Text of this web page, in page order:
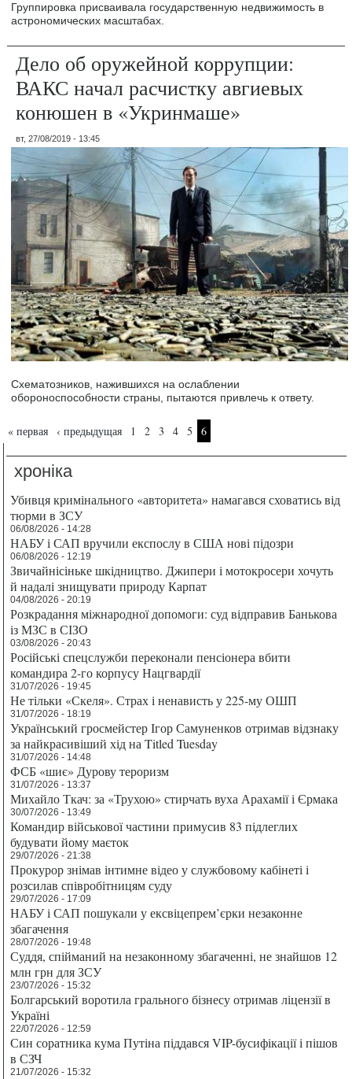
Группировка присваивала государственную недвижимость в
астрономических масштабах.
Дело об оружейной коррупции:
ВАКС начал расчистку авгиевых
конюшен в «Укринмаше»
вт, 27/08/2019 - 13:45
Схематозников, нажившихся на ослаблении
обороноспособности страны, пытаются привлечь к ответу.
Страницы
« первая ‹ предыдущая 1 2 3 4 5 6
хроніка
Убивця кримінального «авторитета» намагався сховатись від
тюрми в ЗСУ
06/08/2026 - 14:28
НАБУ і САП вручили експослу в США нові підозри
06/08/2026 - 12:19
Звичайнісіньке шкідництво. Джипери і мотокросери хочуть
й надалі знищувати природу Карпат
04/08/2026 - 20:19
Розкрадання міжнародної допомоги: суд відправив Банькова
із МЗС в СІЗО
03/08/2026 - 20:43
Російські спецслужби переконали пенсіонера вбити
командира 2-го корпусу Нацгвардії
31/07/2026 - 19:45
Не тільки «Скеля». Страх і ненависть у 225-му ОШП
31/07/2026 - 18:19
Український гросмейстер Ігор Самуненков отримав відзнаку
за найкрасивіший хід на Titled Tuesday
31/07/2026 - 14:48
ФСБ «шиє» Дурову тероризм
31/07/2026 - 13:37
Михайло Ткач: за «Трухою» стирчать вуха Арахамії і Єрмака
30/07/2026 - 13:49
Командир військової частини примусив 83 підлеглих
будувати йому маєток
29/07/2026 - 21:38
Прокурор знімав інтимне відео у службовому кабінеті і
розсилав співробітницям суду
29/07/2026 - 17:09
НАБУ і САП пошукали у ексвіцепрем’єрки незаконне
збагачення
28/07/2026 - 19:48
Суддя, спійманий на незаконному збагаченні, не знайшов 12
млн грн для ЗСУ
23/07/2026 - 15:32
Болгарський воротила грального бізнесу отримав ліцензії в
Україні
22/07/2026 - 12:59
Син соратника кума Путіна піддався VIP-бусифікації і пішов
в СЗЧ
21/07/2026 - 15:32